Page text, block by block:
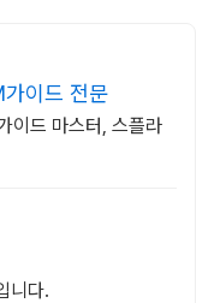
이드 전문
이드 마스터, 스플라
니다.